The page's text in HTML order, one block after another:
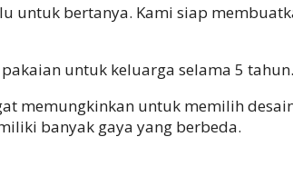
untuk bertanya. Kami siap
untuk keluarga selama 5 tahun.
memungkinkan untuk memilih
banyak gaya yang berbeda.